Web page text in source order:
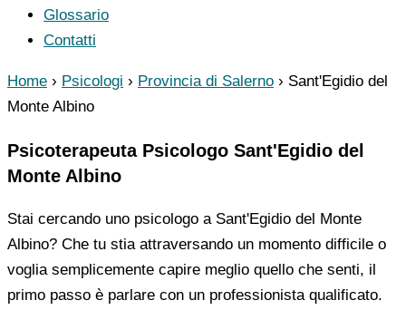
Glossario
Contatti
Home › Psicologi › Provincia di Salerno › Sant'Egidio del
Monte Albino
Psicoterapeuta Psicologo Sant'Egidio del
Monte Albino
Stai cercando uno psicologo a Sant'Egidio del Monte
Albino? Che tu stia attraversando un momento difficile o
voglia semplicemente capire meglio quello che senti, il
primo passo è parlare con un professionista qualificato.